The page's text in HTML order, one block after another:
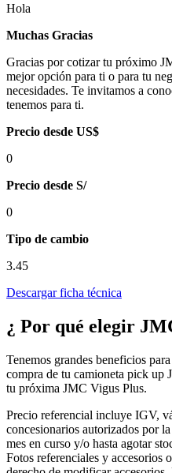
Hola
Muchas Gracias
Gracias por cotizar tu próximo
mejor opción para ti o para tu
necesidades. Te invitamos a
tenemos para ti.
Precio desde US$
0
Precio desde S/
0
Tipo de cambio
3.45
Descargar ficha técnica
¿ Por qué elegir
Tenemos grandes beneficios
compra de tu camioneta pick up
tu próxima JMC Vigus Plus.
Precio referencial incluye IGV,
concesionarios autorizados por
mes en curso y/o hasta agotar
Fotos referenciales y accesorios